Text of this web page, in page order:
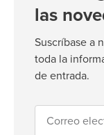
las
Suscríbase a
toda la
de entrada.